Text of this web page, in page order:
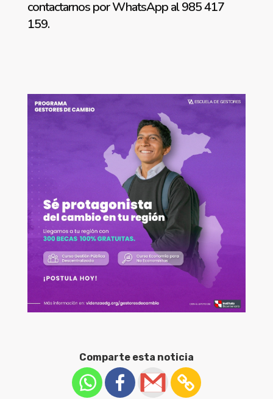
contactarnos por WhatsApp al 985 417
159.
Comparte esta noticia